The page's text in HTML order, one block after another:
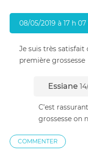
08/05/2019 à 17 h
Je suis très satisfait
première grossesse
Essiane
C’est
grossesse on
COMMENTER